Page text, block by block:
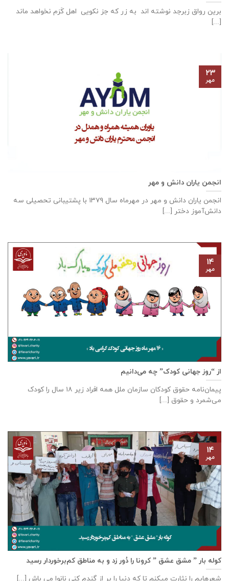
برین رواق زبرجد نوشته اند به زر که جز نکویی اهل کَرَم نخواهد ماند
[...]
انجمن یاران دانش و مهر
انجمن یاران دانش و مهر در مهرماه سال ۱۳۷۹ با پشتیبانی تحصیلی سه
دانش‌آموز دختر [...]
۲۳
مهر
از “روز جهانی کودک” چه می‌دانیم
پیمان‌نامه‌ حقوق کودکان سازمان ملل همه‌ افراد زیر ۱۸ سال را کودک
می‌شمرد و حقوق [...]
۱۴
مهر
کوله بار ” مشق عشق ” کرونا را دُور زد و به مناطق کم‌برخوردار رسید
شعرهایم را نثارت میکنم تا که دنیا را پر از گندم کنی نانوا می باش [...]
۱۴
مهر